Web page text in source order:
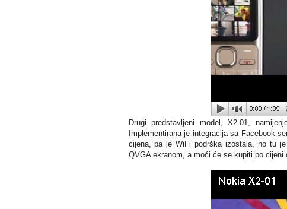
Drugi predstavljeni model, X2-01,
Implementirana je integracija sa Facebook
cijena, pa je WiFi podrška izostala, no tu
QVGA ekranom, a moći će se kupiti po cijeni